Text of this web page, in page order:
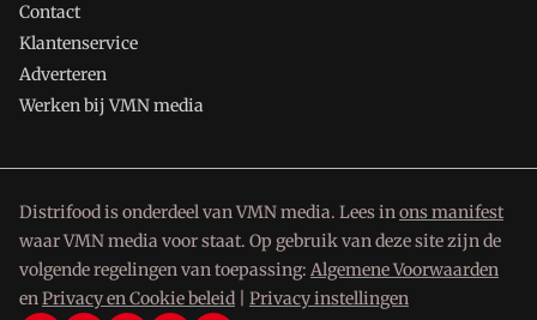
Contact
Klantenservice
Adverteren
Werken bij VMN media
Distrifood is onderdeel van VMN media. Lees inons manifest
waar VMN media voor staat. Op gebruik van deze site zijn de
volgende regelingen van toepassing: Algemene Voorwaarden
enPrivacy en Cookie beleid Privacy instellingen